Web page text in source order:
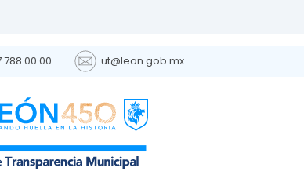
788 00 00 ut@leon.gob.mx